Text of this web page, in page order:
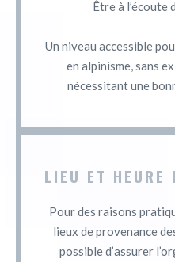
Être à l’écoute
Un niveau accessible
en alpinisme, sans
nécessitant une
LIEU ET HEURE
Pour des raisons
lieux de provenance
possible d’assurer